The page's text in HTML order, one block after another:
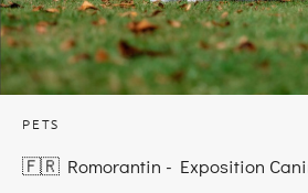
PETS
🇫🇷 Romorantin - Exposition